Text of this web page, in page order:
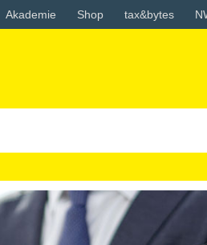
Akademie Shop tax&bytes